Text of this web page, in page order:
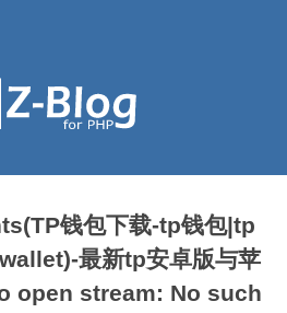
钱包下载-tp钱包|tp
最新tp安卓版与苹
open stream: No such